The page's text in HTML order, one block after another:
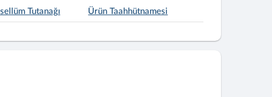
Tutanağı Ürün Taahhütnamesi